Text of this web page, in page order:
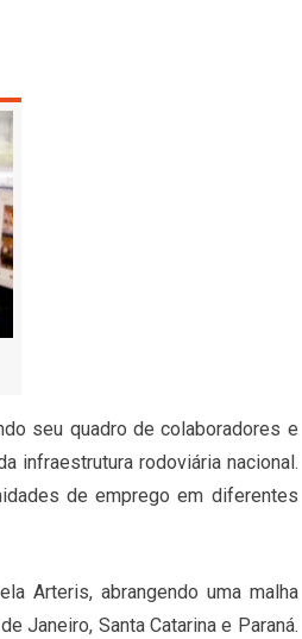
seu quadro de colaboradores e
infraestrutura rodoviária nacional.
de emprego em diferentes
Arteris, abrangendo uma malha
Janeiro, Santa Catarina e Paraná.